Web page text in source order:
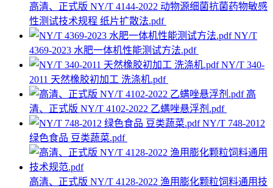
高清、正式版 NY/T 4144-2022 动物源细菌抗菌药物敏感
性测试技术规程 纸片扩散法.pdf
NY/T
4369-2023 水肥一体机性能测试方法.pdf
NY/T 340-
2011 天然橡胶初加工 洗涤机.pdf
高
清、正式版 NY/T 4102-2022 乙螨唑悬浮剂.pdf
NY/T 748-2012
绿色食品 豆类蔬菜.pdf
高清、正式版 NY/T 4128-2022 渔用膨化颗粒饲料通用技